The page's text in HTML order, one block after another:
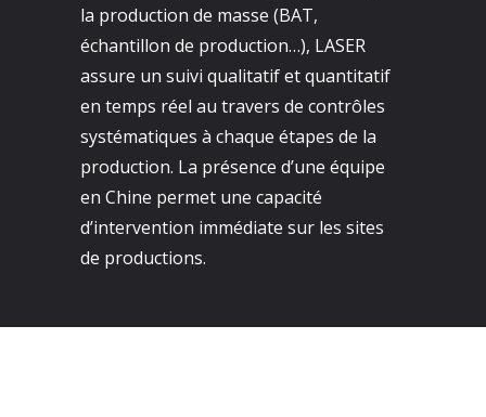
la production de masse (BAT,
échantillon de production…), LASER
assure un suivi qualitatif et quantitatif
en temps réel au travers de contrôles
systématiques à chaque étapes de la
production. La présence d’une équipe
en Chine permet une capacité
d’intervention immédiate sur les sites
de productions.